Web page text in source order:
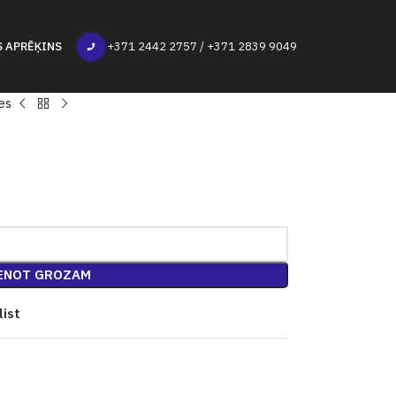
+371 2442 2757 / +371 2839 9049
GROZAM